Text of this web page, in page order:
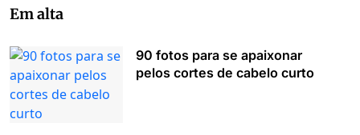
Em alta
90 fotos para se apaixonar
pelos cortes de cabelo curto